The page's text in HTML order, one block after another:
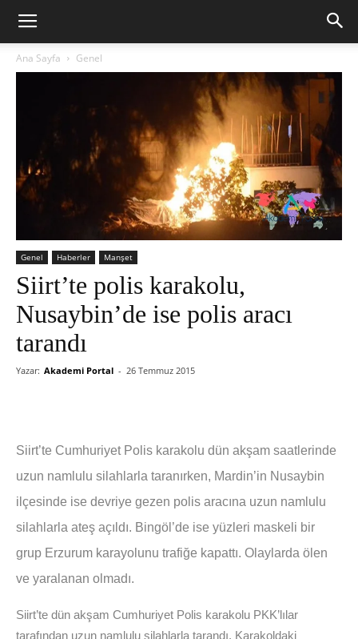
Ana Sayfa Genel
Genel Haberler Manşet
Siirt’te polis karakolu,
Nusaybin’de ise polis aracı
tarandı
Yazar: Akademi Portal - 26 Temmuz 2015
Siirt’te Cumhuriyet Polis karakolu dün akşam saatlerinde
uzun namlulu silahlarla taranırken, Mardin’in Nusaybin
ilçesinde ise devriye gezen polis aracına uzun namlulu
silahlarla ateş açıldı. Bingöl’de ise yüzleri maskeli bir
grup Erzurum karayolunu trafiğe kapattı. Olaylarda ölen
ve yaralanan olmadı.
Siirt’te dün akşam Cumhuriyet Polis karakolu PKK’lılar
tarafından uzun namlulu silahlarla tarandı. Karakoldaki